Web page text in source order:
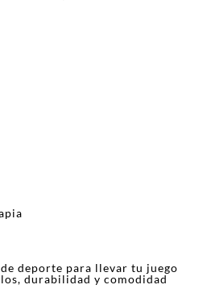
deporte para llevar tu juego
durabilidad y comodidad